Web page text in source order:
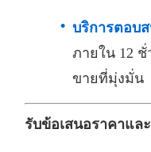
บริการตอบ
ภายใน 12
ขายที่มุ่งมั่น
รับข้อเสนอราคาแล